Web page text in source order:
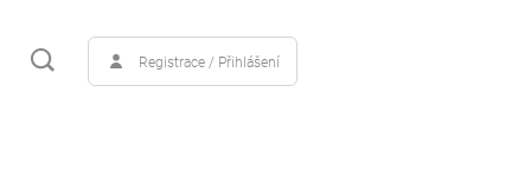
Registrace / Přihlášení